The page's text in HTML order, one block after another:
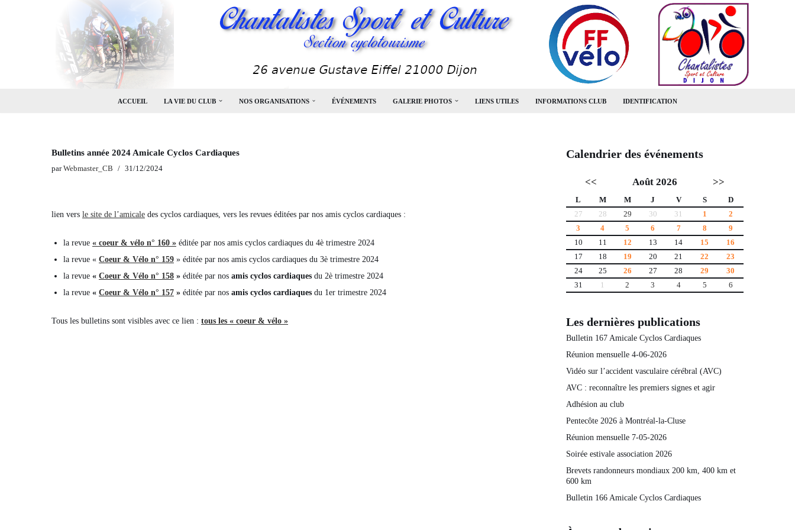
ACCUEIL LA VIE DU CLUB NOS ORGANISATIONS ÉVÉNEMENTS GALERIE PHOTOS LIENS UTILES INFORMATIONS CLUB IDENTIFICATION
Bulletins année 2024 Amicale Cyclos Cardiaques
parWebmaster_CB 31/12/2024
lien vers le site de l’amicale des cyclos cardiaques, vers les revues éditées par nos amis cyclos cardiaques :
la revue « coeur & vélo n° 160 » éditée par nos amis cyclos cardiaques du 4è trimestre 2024
la revue « Coeur & Vélo n° 159 » éditée par nos amis cyclos cardiaques du 3è trimestre 2024
la revue « Coeur & Vélo n° 158 » éditée par nos amis cyclos cardiaques du 2è trimestre 2024
la revue « Coeur & Vélo n° 157 » éditée par nos amis cyclos cardiaques du 1er trimestre 2024
Tous les bulletins sont visibles avec ce lien : tous les « coeur & vélo »
Calendrier des événements
<< Août 2026 >>
L M M J V S
D
27
28 29 30 31 1
2
3
4 5 6 7 8
9
10
11 12 13 14 15
16
17
18 19 20 21 22
23
24
25 26 27 28 29
30
31
1 2 3 4 5 6
Les dernières publications
Bulletin 167 Amicale Cyclos Cardiaques
Réunion mensuelle 4-06-2026
Vidéo sur l’accident vasculaire cérébral (AVC)
AVC : reconnaître les premiers signes et agir
Adhésion au club
Pentecôte 2026 à Montréal-la-Cluse
Réunion mensuelle 7-05-2026
Soirée estivale association 2026
Brevets randonneurs mondiaux 200 km, 400 km et
600 km
Bulletin 166 Amicale Cyclos Cardiaques